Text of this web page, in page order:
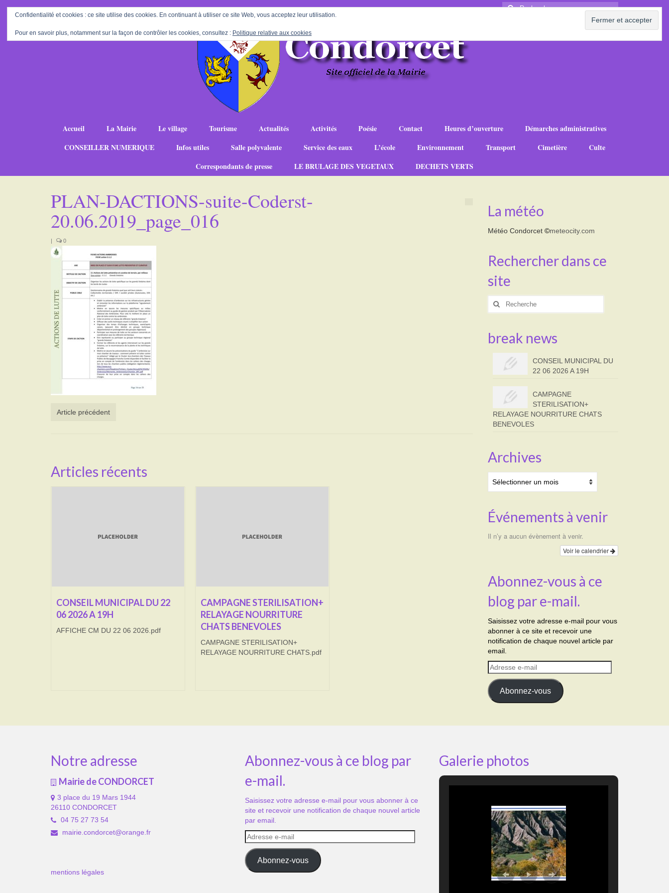
Rechercher
Accueil La Mairie Le village Tourisme Actualités Activités Poésie Contact Heures d’ouverture
Démarches administratives
CONSEILLER NUMERIQUE
Infos utiles Salle polyvalente Service des eaux L’école Environnement Transport Cimetière
Culte
Correspondants de presse
LE BRULAGE DES VEGETAUX DECHETS VERTS
PLAN-DACTIONS-suite-Coderst-
20.06.2019_page_016
| 0
Article précédent
Articles récents
CONSEIL MUNICIPAL DU 22
06 2026 A 19H
AFFICHE CM DU 22 06 2026.pdf
CAMPAGNE STERILISATION+
RELAYAGE NOURRITURE
CHATS BENEVOLES
CAMPAGNE STERILISATION+
RELAYAGE NOURRITURE CHATS.pdf
La météo
Météo Condorcet©meteocity.com
Rechercher dans ce
site
Rechercher
break news
CONSEIL MUNICIPAL DU
22 06 2026 A 19H
CAMPAGNE
STERILISATION+
RELAYAGE NOURRITURE CHATS
BENEVOLES
Archives
Événements à venir
Il n’y a aucun évènement à venir.
Voir le calendrier
Abonnez-vous à ce
blog par e-mail.
Saisissez votre adresse e-mail pour vous
abonner à ce site et recevoir une
notification de chaque nouvel article par
email.
Adresse
e-
mail
Abonnez-vous
Notre adresse
Mairie de CONDORCET
3 place du 19 Mars 1944
26110 CONDORCET
04 75 27 73 54
mairie.condorcet@orange.fr
mentions légales
Abonnez-vous à ce blog par
e-mail.
Saisissez votre adresse e-mail pour vous abonner à ce
site et recevoir une notification de chaque nouvel article
par email.
Adresse
e-
mail
Abonnez-vous
Galerie photos
Confidentialité et cookies : ce site utilise des cookies. En continuant à utiliser ce site Web, vous acceptez leur utilisation.
Pour en savoir plus, notamment sur la façon de contrôler les cookies, consultez : Politique relative aux cookies